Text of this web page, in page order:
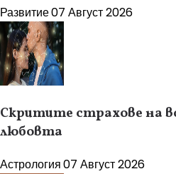
Развитие07 Август 2026
Скритите страхове на
любовта
Астрология07 Август 2026